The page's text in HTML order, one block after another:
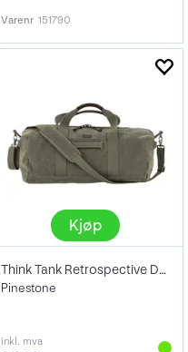
Varenr 151790
Kjøp
Think Tank Retrospective Duffel 50
Pinestone
inkl. mva